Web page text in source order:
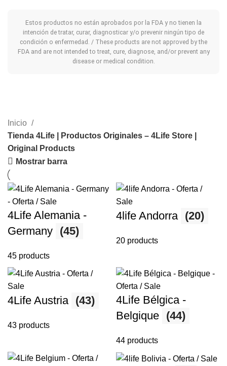
Estos productos no están aprobados por la FDA y no tienen la
intención de tratar, curar, diagnosticar y/o prevenir ningún tipo de
condición o enfermedad. / These products are not approved by the
FDA and are not intended to treat, cure, diagnose, and/or prevent any
disease or medical condition.
Inicio
Tienda 4Life | Productos Originales – 4Life Store |
Original Products
Mostrar barra
4Life Alemania -
Germany (45)
45 products
4life Andorra (20)
20 products
4Life Austria (43)
43 products
4Life Bélgica -
Belgique (44)
44 products